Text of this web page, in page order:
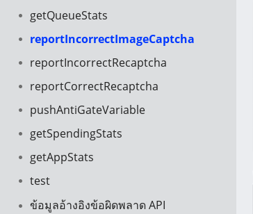
getQueueStats
reportIncorrectImageCaptcha
reportIncorrectRecaptcha
reportCorrectRecaptcha
pushAntiGateVariable
getSpendingStats
getAppStats
test
ข้อมูลอ้างอิงข้อผิดพลาด API